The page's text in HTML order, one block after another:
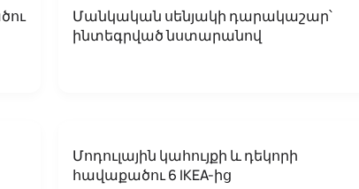
Մանկական սենյակի դարակաշար՝
ինտեգրված նստարանով
Մոդուլային կահույքի և դեկորի
հավաքածու 6 IKEA-ից